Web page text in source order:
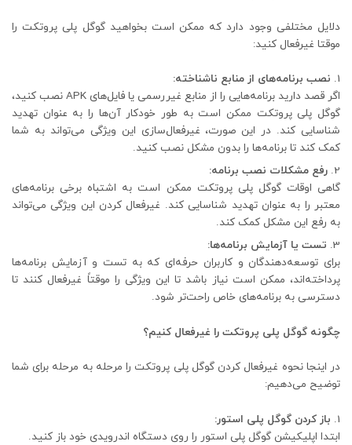
دلایل مختلفی وجود دارد که ممکن است بخواهید گوگل پلی پروتکت را
موقتا غیرفعال کنید:
نصب برنامه‌های از منابع ناشناخته:
اگر قصد دارید برنامه‌هایی را از منابع غیررسمی یا فایل‌های APK نصب کنید،
گوگل پلی پروتکت ممکن است به طور خودکار آن‌ها را به عنوان تهدید
شناسایی کند. در این صورت، غیرفعال‌سازی این ویژگی می‌تواند به شما
کمک کند تا برنامه‌ها را بدون مشکل نصب کنید.
رفع مشکلات نصب برنامه:
گاهی اوقات گوگل پلی پروتکت ممکن است به اشتباه برخی برنامه‌های
معتبر را به عنوان تهدید شناسایی کند. غیرفعال کردن این ویژگی می‌تواند
به رفع این مشکل کمک کند.
تست یا آزمایش برنامه‌ها:
برای توسعه‌دهندگان و کاربران حرفه‌ای که به تست و آزمایش برنامه‌ها
پرداخته‌اند، ممکن است نیاز باشد تا این ویژگی را موقتاً غیرفعال کنند تا
دسترسی به برنامه‌های خاص راحت‌تر شود.
چگونه گوگل پلی پروتکت را غیرفعال کنیم؟
در اینجا نحوه غیرفعال کردن گوگل پلی پروتکت را مرحله به مرحله برای شما
توضیح می‌دهیم:
باز کردن گوگل پلی استور:
ابتدا اپلیکیشن گوگل پلی استور را روی دستگاه اندرویدی خود باز کنید.